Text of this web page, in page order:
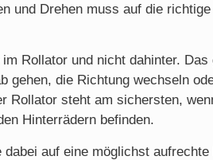
und Drehen muss auf die
im Rollator und nicht dahinter.
gehen, die Richtung wechseln
Rollator steht am sichersten,
Hinterrädern befinden.
dabei auf eine möglichst